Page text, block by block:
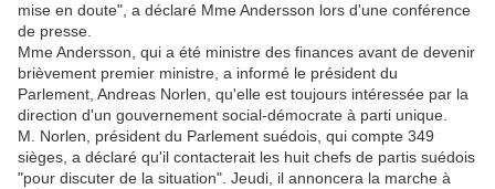
mise en doute", a déclaré Mme Andersson lors d'une conférence
de presse.
Mme Andersson, qui a été ministre des finances avant de devenir
brièvement premier ministre, a informé le président du
Parlement, Andreas Norlen, qu'elle est toujours intéressée par la
direction d'un gouvernement social-démocrate à parti unique.
M. Norlen, président du Parlement suédois, qui compte 349
sièges, a déclaré qu'il contacterait les huit chefs de partis suédois
"pour discuter de la situation". Jeudi, il annoncera la marche à